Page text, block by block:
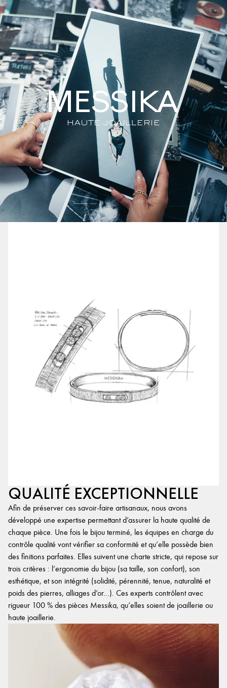
QUALITÉ EXCEPTIONNELLE
Afin de préserver ces savoir-faire artisanaux, nous avons
développé une expertise permettant d’assurer la haute qualité de
chaque pièce. Une fois le bijou terminé, les équipes en charge du
contrôle qualité vont vérifier sa conformité et qu’elle possède bien
des finitions parfaites. Elles suivent une charte stricte, qui repose sur
trois critères : l’ergonomie du bijou (sa taille, son confort), son
esthétique, et son intégrité (solidité, pérennité, tenue, naturalité et
poids des pierres, alliages d’or…). Ces experts contrôlent avec
rigueur 100 % des pièces Messika, qu’elles soient de joaillerie ou
haute joaillerie.